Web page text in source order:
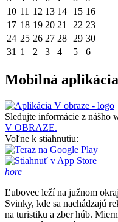
10 11 12 13 14 15 16
17 18 19 20 21 22 23
24 25 26 27 28 29 30
31 1 2 3 4 5 6
Mobilná aplikácia
Sledujte informácie z nášho
V OBRAZE.
Voľne k stiahnutiu:
hore
Ľubovec leží na južnom
Svinky, kde sa nachádzajú
na turistiku a zber húb.